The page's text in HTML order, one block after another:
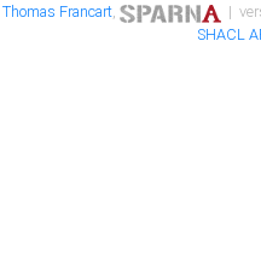
Thomas Francart,
|
SHACL